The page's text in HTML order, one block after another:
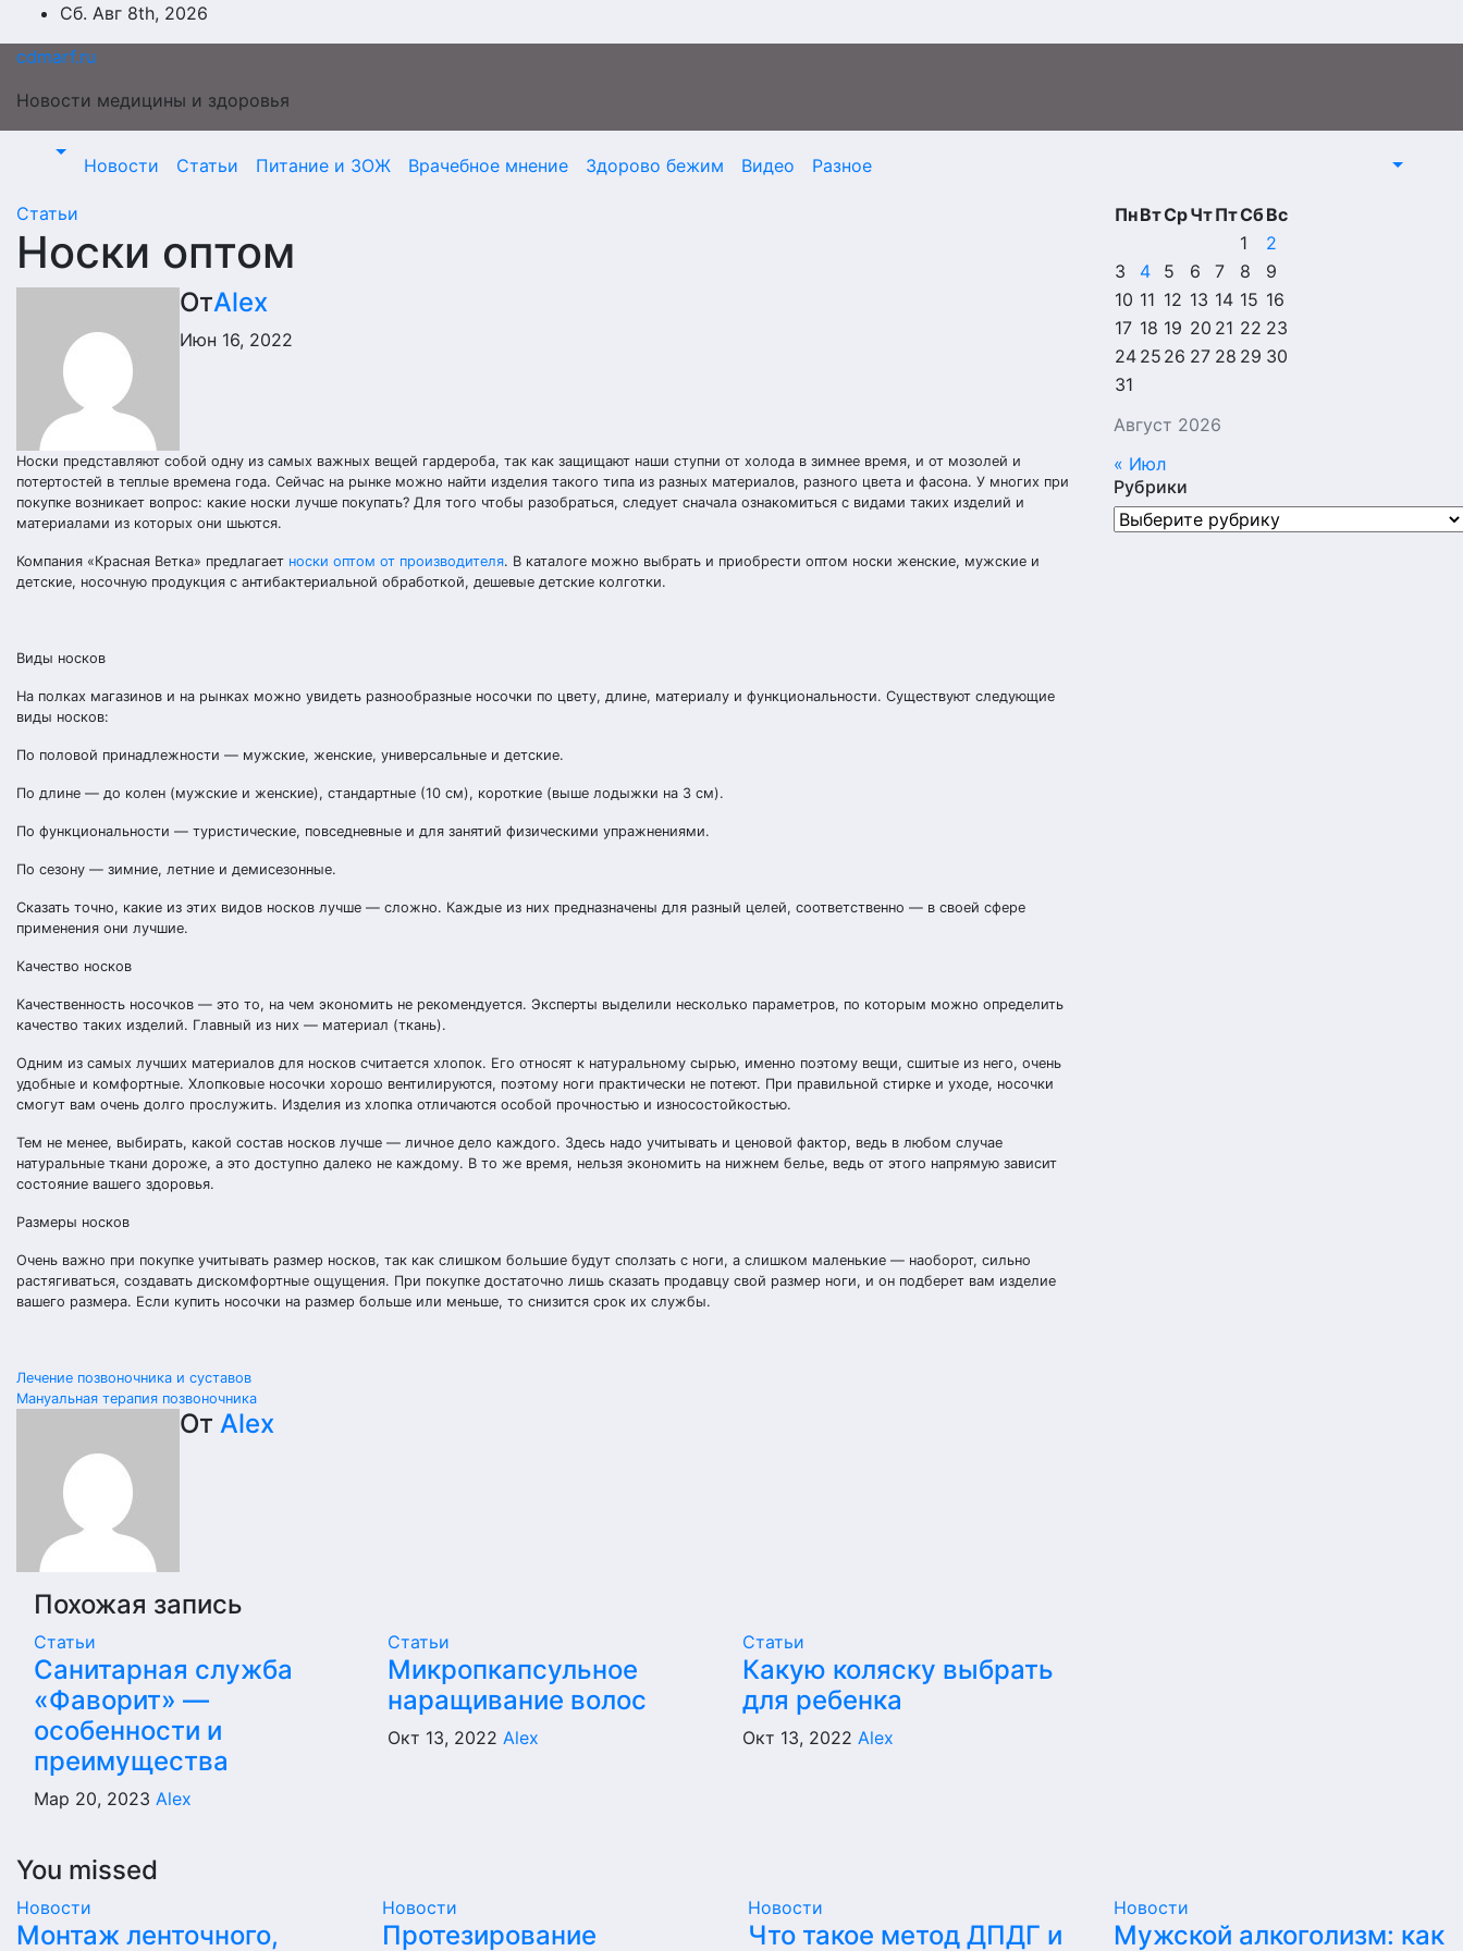
Перейти
к
содержимому
Сб. Авг 8th, 2026
cdmarf.ru
Новости медицины и здоровья
Новости Статьи Питание и ЗОЖ Врачебное мнение Здорово бежим Видео Разное
Статьи
Носки оптом
ОтAlex
Июн 16, 2022
Носки представляют собой одну из самых важных вещей гардероба, так как защищают наши ступни от холода в зимнее время, и от мозолей и
потертостей в теплые времена года. Сейчас на рынке можно найти изделия такого типа из разных материалов, разного цвета и фасона. У многих при
покупке возникает вопрос: какие носки лучше покупать? Для того чтобы разобраться, следует сначала ознакомиться с видами таких изделий и
материалами из которых они шьются.
Компания «Красная Ветка» предлагает носки оптом от производителя. В каталоге можно выбрать и приобрести оптом носки женские, мужские и
детские, носочную продукция с антибактериальной обработкой, дешевые детские колготки.
Виды носков
На полках магазинов и на рынках можно увидеть разнообразные носочки по цвету, длине, материалу и функциональности. Существуют следующие
виды носков:
По половой принадлежности — мужские, женские, универсальные и детские.
По длине — до колен (мужские и женские), стандартные (10 см), короткие (выше лодыжки на 3 см).
По функциональности — туристические, повседневные и для занятий физическими упражнениями.
По сезону — зимние, летние и демисезонные.
Сказать точно, какие из этих видов носков лучше — сложно. Каждые из них предназначены для разный целей, соответственно — в своей сфере
применения они лучшие.
Качество носков
Качественность носочков — это то, на чем экономить не рекомендуется. Эксперты выделили несколько параметров, по которым можно определить
качество таких изделий. Главный из них — материал (ткань).
Одним из самых лучших материалов для носков считается хлопок. Его относят к натуральному сырью, именно поэтому вещи, сшитые из него, очень
удобные и комфортные. Хлопковые носочки хорошо вентилируются, поэтому ноги практически не потеют. При правильной стирке и уходе, носочки
смогут вам очень долго прослужить. Изделия из хлопка отличаются особой прочностью и износостойкостью.
Тем не менее, выбирать, какой состав носков лучше — личное дело каждого. Здесь надо учитывать и ценовой фактор, ведь в любом случае
натуральные ткани дороже, а это доступно далеко не каждому. В то же время, нельзя экономить на нижнем белье, ведь от этого напрямую зависит
состояние вашего здоровья.
Размеры носков
Очень важно при покупке учитывать размер носков, так как слишком большие будут сползать с ноги, а слишком маленькие — наоборот, сильно
растягиваться, создавать дискомфортные ощущения. При покупке достаточно лишь сказать продавцу свой размер ноги, и он подберет вам изделие
вашего размера. Если купить носочки на размер больше или меньше, то снизится срок их службы.
Навигация
записям
Лечение позвоночника и суставов
Мануальная терапия позвоночника
От Alex
Похожая запись
Статьи
Санитарная служба
«Фаворит» —
особенности и
преимущества
Мар 20, 2023 Alex
Статьи
Микропкапсульное
наращивание волос
Окт 13, 2022Alex
Статьи
Какую коляску выбрать
для ребенка
Окт 13, 2022 Alex
Август 2026
ПнВтСрЧтПтСбВс
1
2
3
4 5 6 7 8
9
10 11 12 13 14 15 16
17 18 19 20 21 22 23
24 25 26 27 28 29 30
31
« Июл
Рубрики
Рубрики
You missed
Новости
Монтаж ленточного,
Новости
Протезирование
Новости
Что такое метод ДПДГ и
Новости
Мужской алкоголизм: как